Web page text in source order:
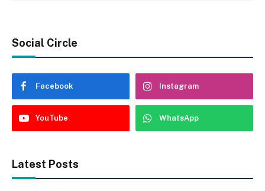
Social Circle
Facebook Instagram
YouTube WhatsApp
Latest Posts